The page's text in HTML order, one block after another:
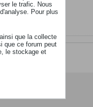
le trafic. Nous
Pour plus
ainsi que la collecte
que ce forum peut
le stockage et